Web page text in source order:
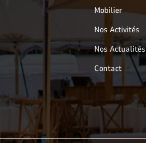
Mobilier
Nos Activités
Nos Actualités
Contact